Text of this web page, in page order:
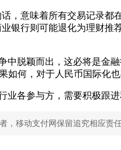
，意味着所有交易记录
银行则可能退化为理财
脱颖而出，这必将是金
何，对于人民币国际化也
各参与方，需要积极跟
移动支付网保留追究相应责任